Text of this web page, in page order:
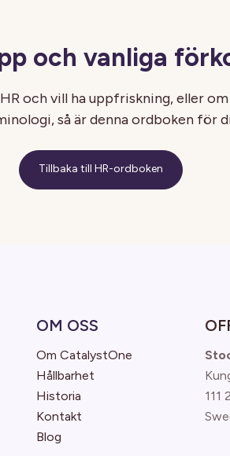
och vanliga
och vill ha uppfriskning, eller
så är denna ordboken för
Tillbaka till HR-ordboken
OM OSS
Om CatalystOne
Hållbarhet
Historia
Kontakt
Blog
111